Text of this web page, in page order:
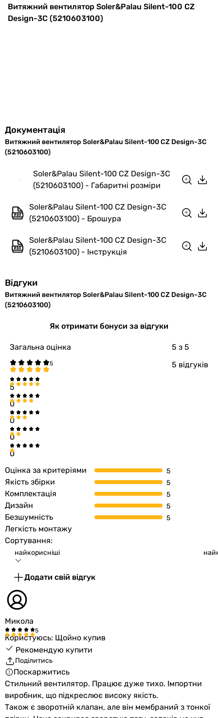
Витяжний вентилятор Soler&Palau Silent-100 CZ
Design-3C (5210603100)
Документація
Витяжний вентилятор Soler&Palau Silent-100 CZ Design-3C
(5210603100)
Soler&Palau Silent-100 CZ Design-3C
(5210603100) - Габаритні розміри
Soler&Palau Silent-100 CZ Design-3C
(5210603100) - Брошура
Soler&Palau Silent-100 CZ Design-3C
(5210603100) - Інструкція
Відгуки
Витяжний вентилятор Soler&Palau Silent-100 CZ Design-3C
(5210603100)
Як отримати бонуси за відгуки
Загальна оцінка 5 з 5
5 відгуків
5
0
0
0
0
Оцінка за критеріями
Якість збірки
Комплектація
Дизайн
Безшумність
Легкість монтажу
Сортування:
найкорисніші
Додати свій відгук
Микола
Користуюсь: Щойно купив
Рекомендую купити
Поділитись
Поскаржитись
Стильний вентилятор. Працює дуже тихо. Імпортни
виробник, що підкреслює високу якість.
Також є зворотній клапан, але він мембраний з тонкої